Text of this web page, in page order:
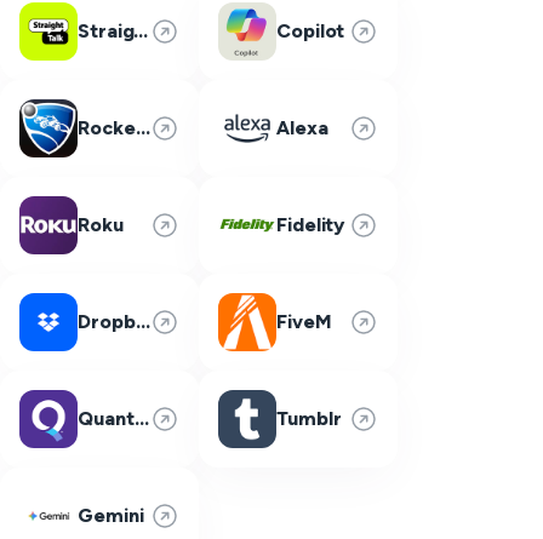
Straight Talk Copilot
Rocket League Alexa
Roku Fidelity
Dropbox FiveM
Quantum Fiber Tumblr
Gemini